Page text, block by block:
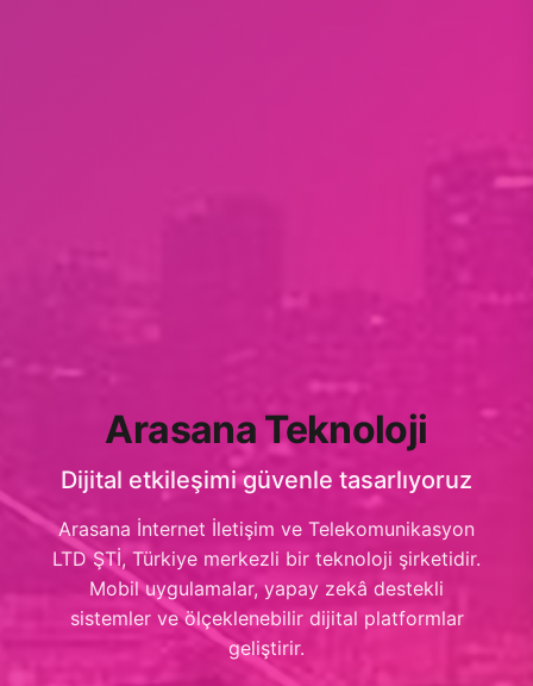
Arasana Teknoloji
Dijital etkileşimi güvenle tasarlıyoruz
Arasana İnternet İletişim ve Telekomunikasyon
LTD ŞTİ, Türkiye merkezli bir teknoloji şirketidir.
Mobil uygulamalar, yapay zekâ destekli
sistemler ve ölçeklenebilir dijital platformlar
geliştirir.